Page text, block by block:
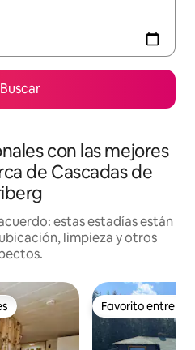
Buscar
con las mejores
de Cascadas de
estas estadías están
limpieza y otros
Favorito entre
Favorito entre